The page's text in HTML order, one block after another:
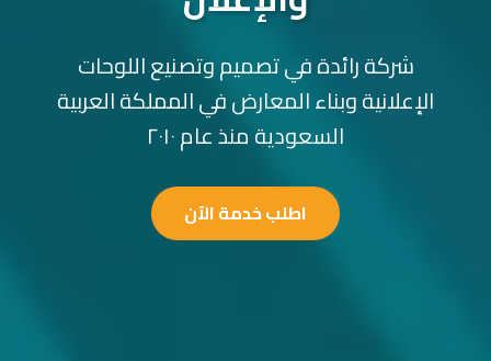
شركة رائدة في تصميم وتصنيع اللوحات
الإعلانية وبناء المعارض في المملكة العربية
السعودية منذ عام ٢٠١٠
اطلب خدمة الآن